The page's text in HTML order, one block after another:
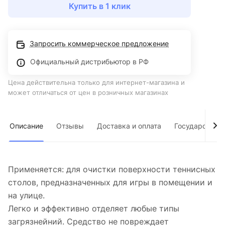
Купить в 1 клик
Запросить коммерческое предложение
Официальный дистрибьютор в РФ
Цена действительна только для интернет-магазина и
может отличаться от цен в розничных магазинах
Описание Отзывы Доставка и оплата
Применяется: для очистки поверхности теннисных
столов, предназначенных для игры в помещении и
на улице.
Легко и эффективно отделяет любые типы
загрязнейний. Средство не повреждает